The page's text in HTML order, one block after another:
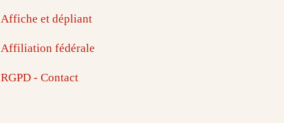
Affiche et dépliant
Affiliation fédérale
RGPD - Contact